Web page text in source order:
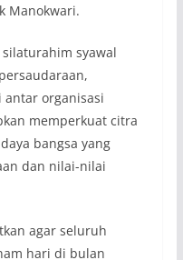
Manokwari.
syawal
antar organisasi
memperkuat citra
bangsa yang
dan nilai-nilai
agar seluruh
hari di bulan